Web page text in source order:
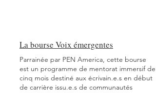
La bourse Voix émergentes
Parrainée par PEN America, cette bourse
est un programme de mentorat immersif de
cinq mois destiné aux écrivain.e.s en début
de carrière issu.e.s de communautés